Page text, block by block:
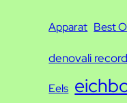
c
Apparat Best
denovali
Eels